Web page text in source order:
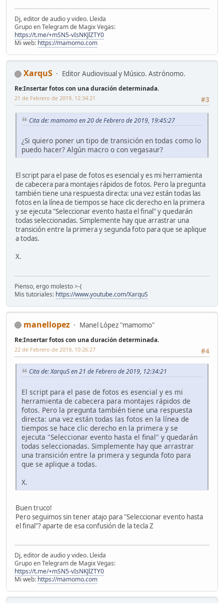
Dj, editor de audio y video. Lleida
Grupo en Telegram de Magix Vegas:
https://t.me/+mSN5-vIsNKJlZTY0
Mi web: https://mamomo.com
XarquS Editor Audiovisual y Músico. Astrónomo.
Re:Insertar fotos con una duración determinada.
#3
21 de Febrero de 2019, 12:34:21
Cita de: mamomo en 20 de Febrero de 2019, 19:45:27
¿Si quiero poner un tipo de transición en todas como lo
puedo hacer? Algún macro o con vegasaur?
El script para el pase de fotos es esencial y es mi herramienta
de cabecera para montajes rápidos de fotos. Pero la pregunta
también tiene una respuesta directa: una vez están todas las
fotos en la línea de tiempos se hace clic derecho en la primera
y se ejecuta "Seleccionar evento hasta el final" y quedarán
todas seleccionadas. Simplemente hay que arrastrar una
transición entre la primera y segunda foto para que se aplique
a todas.
X.
Pienso, ergo molesto >-(
Mis tutoriales: https://www.youtube.com/XarquS
manellopez Manel López "mamomo"
Re:Insertar fotos con una duración determinada.
#4
22 de Febrero de 2019, 10:26:27
Cita de: XarquS en 21 de Febrero de 2019, 12:34:21
El script para el pase de fotos es esencial y es mi
herramienta de cabecera para montajes rápidos de
fotos. Pero la pregunta también tiene una respuesta
directa: una vez están todas las fotos en la línea de
tiempos se hace clic derecho en la primera y se
ejecuta "Seleccionar evento hasta el final" y quedarán
todas seleccionadas. Simplemente hay que arrastrar
una transición entre la primera y segunda foto para
que se aplique a todas.
X.
Buen truco!
Pero seguimos sin tener atajo para "Seleccionar evento hasta
el final"? aparte de esa confusión de la tecla Z
Dj, editor de audio y video. Lleida
Grupo en Telegram de Magix Vegas:
https://t.me/+mSN5-vIsNKJlZTY0
Mi web: https://mamomo.com